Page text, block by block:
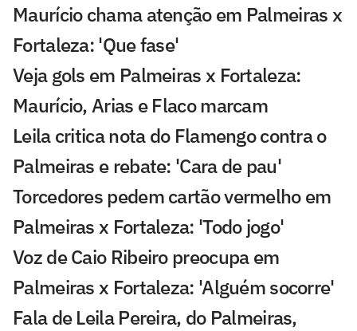
Maurício chama atenção em Palmeiras x
Fortaleza: 'Que fase'
Veja gols em Palmeiras x Fortaleza:
Maurício, Arias e Flaco marcam
Leila critica nota do Flamengo contra o
Palmeiras e rebate: 'Cara de pau'
Torcedores pedem cartão vermelho em
Palmeiras x Fortaleza: 'Todo jogo'
Voz de Caio Ribeiro preocupa em
Palmeiras x Fortaleza: 'Alguém socorre'
Fala de Leila Pereira, do Palmeiras,